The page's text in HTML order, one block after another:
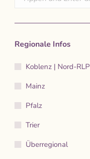
Regionale Infos
Koblenz | Nord-RLP
Mainz
Pfalz
Trier
Überregional